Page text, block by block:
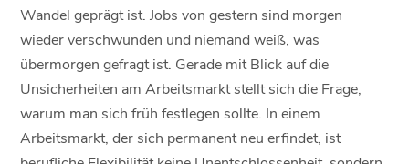
Wandel geprägt ist. Jobs von gestern sind morgen
wieder verschwunden und niemand weiß, was
übermorgen gefragt ist. Gerade mit Blick auf die
Unsicherheiten am Arbeitsmarkt stellt sich die Frage,
warum man sich früh festlegen sollte. In einem
Arbeitsmarkt, der sich permanent neu erfindet, ist